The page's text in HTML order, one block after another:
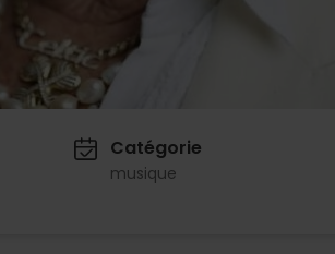
Catégorie
musique